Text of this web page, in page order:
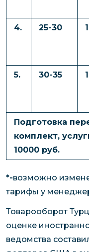
4. 25-30
5. 30-35
Подготовка
комплект,
10000 руб.
*-возможно
тарифы у
Товарооборот
оценке
ведомства